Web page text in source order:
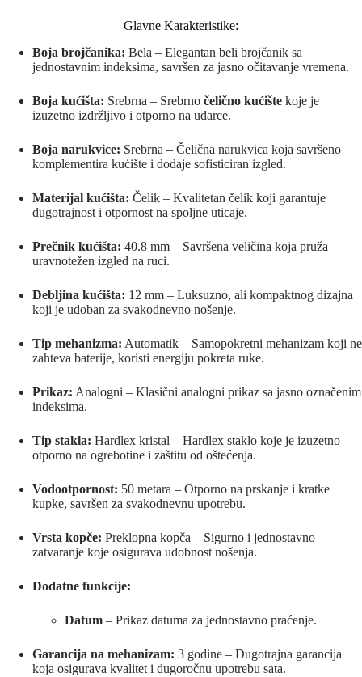
Glavne Karakteristike:
Boja brojčanika: Bela – Elegantan beli brojčanik sa
jednostavnim indeksima, savršen za jasno očitavanje vremena.
Boja kućišta: Srebrna – Srebrno čelično kućište koje je
izuzetno izdržljivo i otporno na udarce.
Boja narukvice: Srebrna – Čelična narukvica koja savršeno
komplementira kućište i dodaje sofisticiran izgled.
Materijal kućišta: Čelik – Kvalitetan čelik koji garantuje
dugotrajnost i otpornost na spoljne uticaje.
Prečnik kućišta: 40.8 mm – Savršena veličina koja pruža
uravnotežen izgled na ruci.
Debljina kućišta: 12 mm – Luksuzno, ali kompaktnog dizajna
koji je udoban za svakodnevno nošenje.
Tip mehanizma: Automatik – Samopokretni mehanizam koji ne
zahteva baterije, koristi energiju pokreta ruke.
Prikaz: Analogni – Klasični analogni prikaz sa jasno označenim
indeksima.
Tip stakla: Hardlex kristal – Hardlex staklo koje je izuzetno
otporno na ogrebotine i zaštitu od oštećenja.
Vodootpornost: 50 metara – Otporno na prskanje i kratke
kupke, savršen za svakodnevnu upotrebu.
Vrsta kopče: Preklopna kopča – Sigurno i jednostavno
zatvaranje koje osigurava udobnost nošenja.
Dodatne funkcije:
Datum – Prikaz datuma za jednostavno praćenje.
Garancija na mehanizam: 3 godine – Dugotrajna garancija
koja osigurava kvalitet i dugoročnu upotrebu sata.